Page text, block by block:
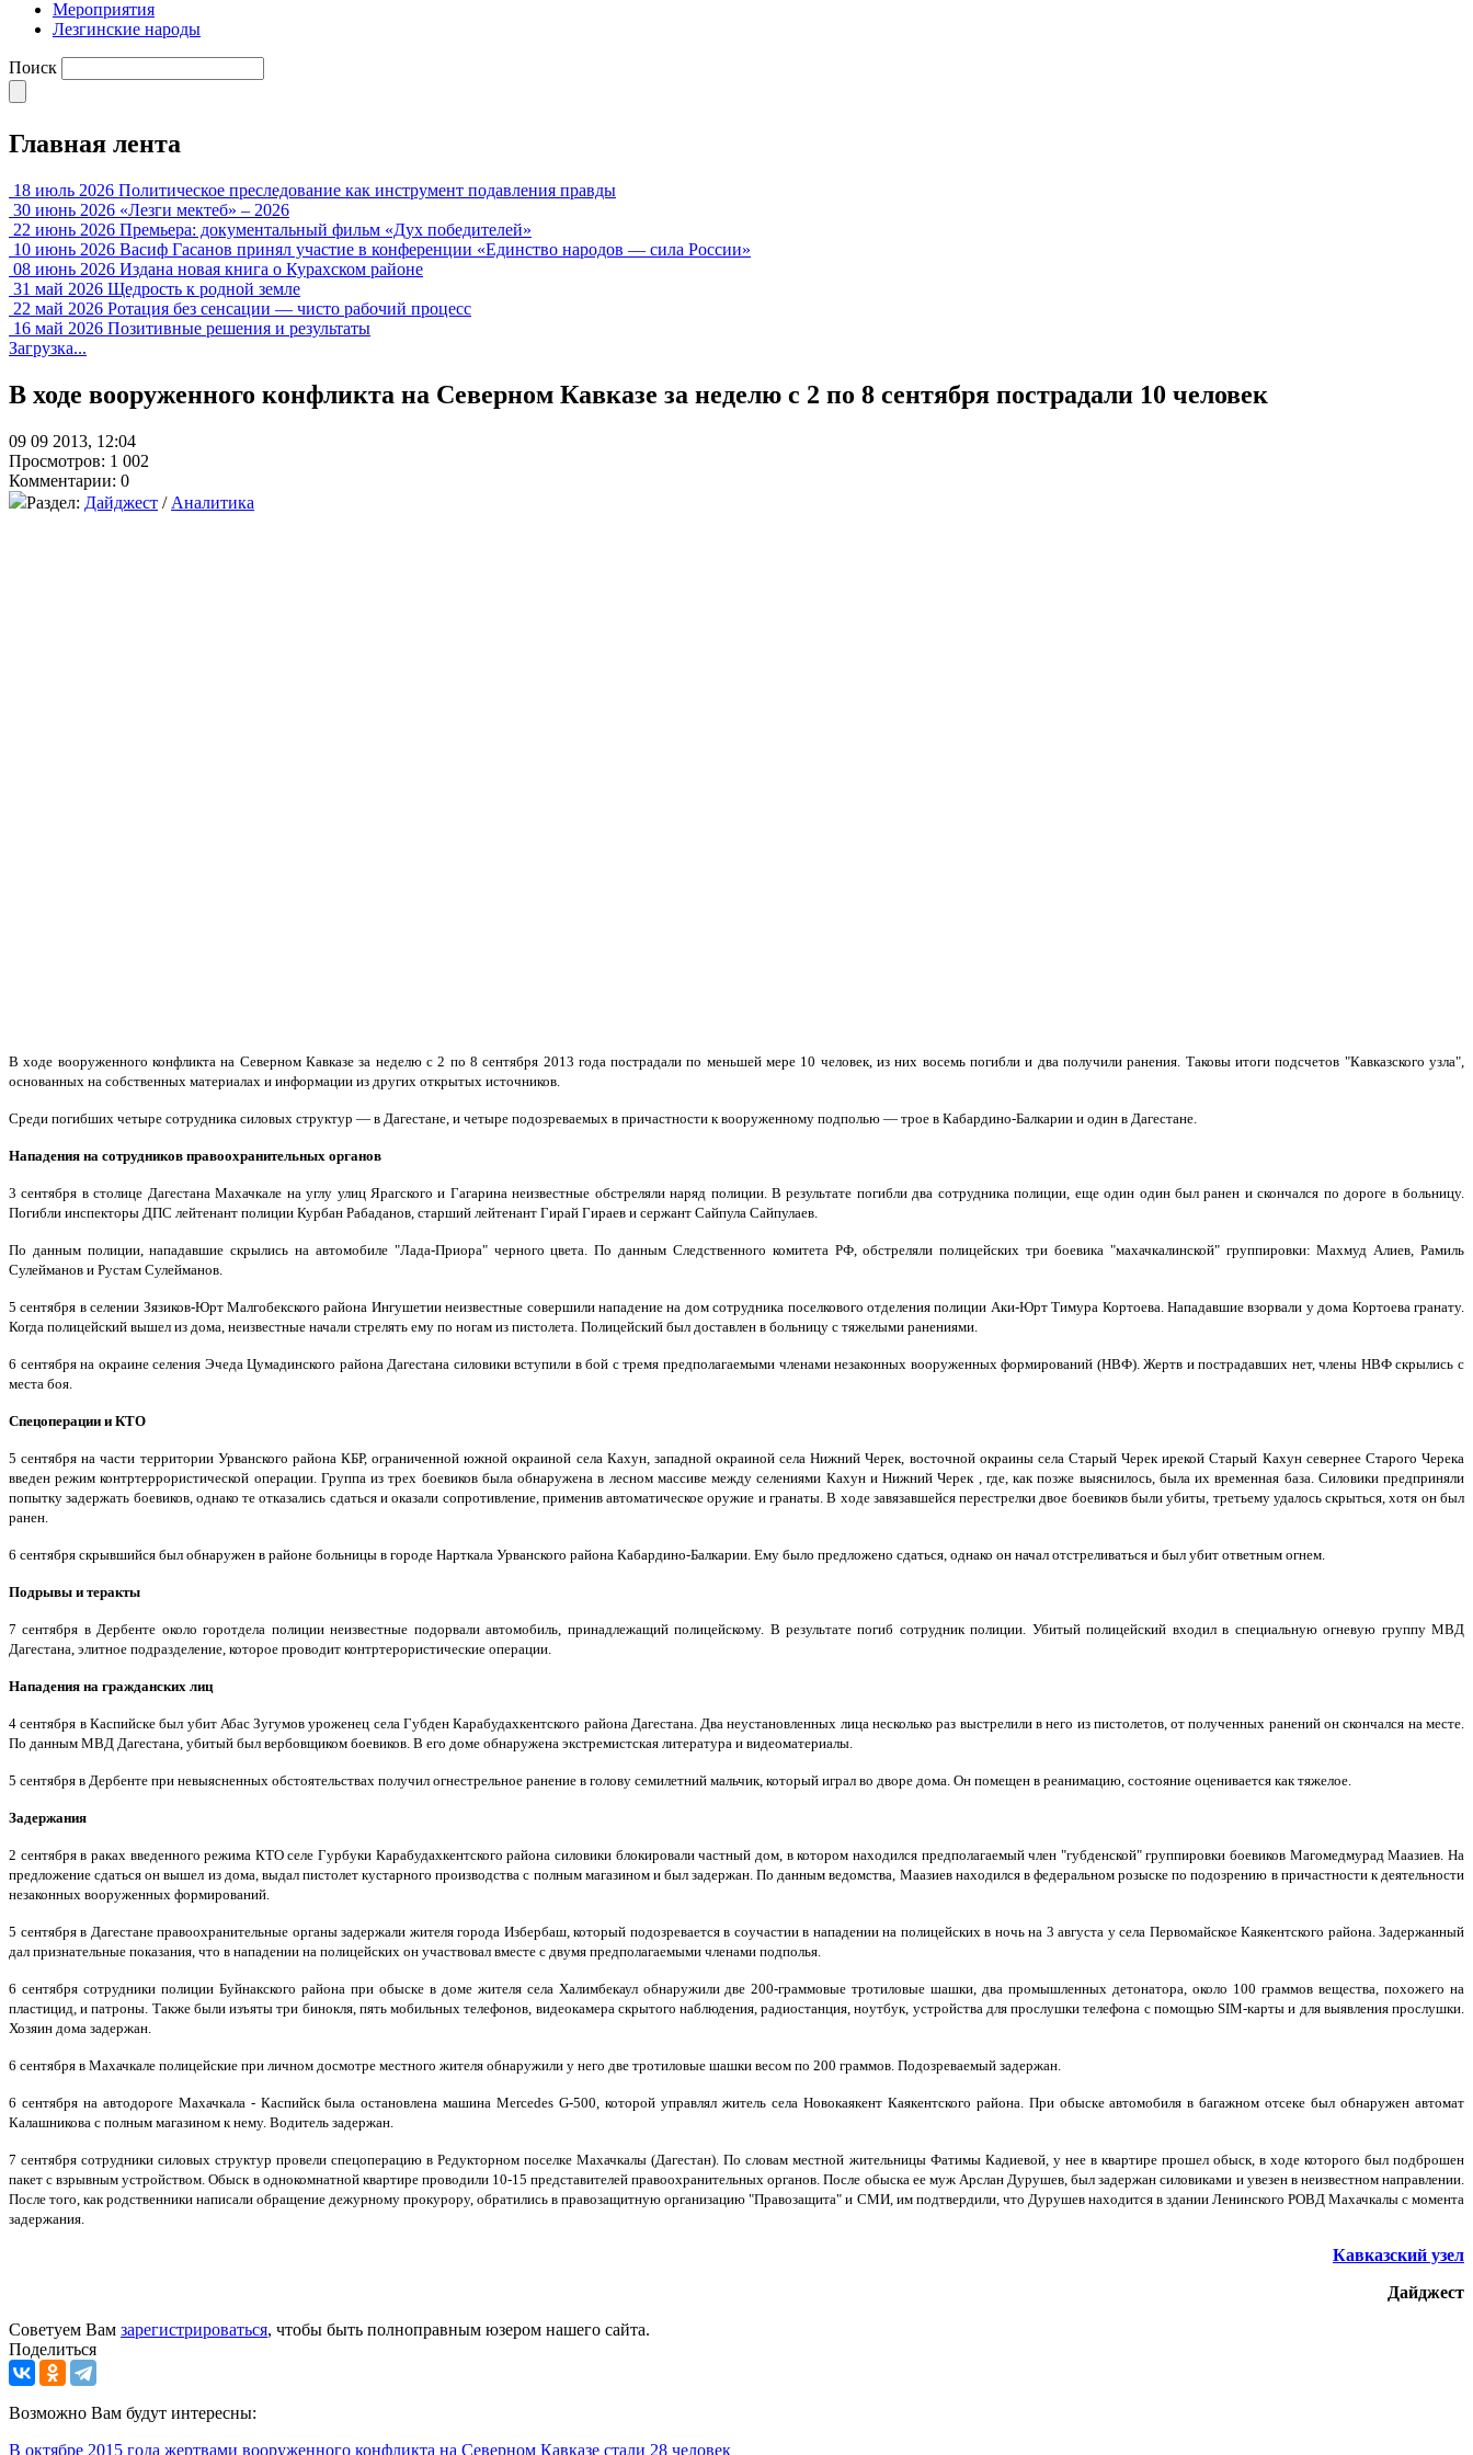
Мероприятия
Лезгинские народы
Поиск
Главная лента
18 июль 2026 Политическое преследование как инструмент подавления правды
30 июнь 2026 «Лезги мектеб» – 2026
22 июнь 2026 Премьера: документальный фильм «Дух победителей»
10 июнь 2026 Васиф Гасанов принял участие в конференции «Единство народов — сила России»
08 июнь 2026 Издана новая книга о Курахском районе
31 май 2026 Щедрость к родной земле
22 май 2026 Ротация без сенсации — чисто рабочий процесс
16 май 2026 Позитивные решения и результаты
Загрузка...
В ходе вооруженного конфликта на Северном Кавказе за неделю с 2 по 8 сентября пострадали 10 человек
09 09 2013, 12:04
Просмотров: 1 002
Комментарии: 0
Раздел: Дайджест / Аналитика
В ходе вооруженного конфликта на Северном Кавказе за неделю с 2 по 8 сентября 2013 года пострадали по меньшей мере 10 человек, из них восемь погибли и два получили ранения. Таковы итоги подсчетов "Кавказского узла",
основанных на собственных материалах и информации из других открытых источников.
Среди погибших четыре сотрудника силовых структур — в Дагестане, и четыре подозреваемых в причастности к вооруженному подполью — трое в Кабардино-Балкарии и один в Дагестане.
Нападения на сотрудников правоохранительных органов
3 сентября в столице Дагестана Махачкале на углу улиц Ярагского и Гагарина неизвестные обстреляли наряд полиции. В результате погибли два сотрудника полиции, еще один один был ранен и скончался по дороге в больницу.
Погибли инспекторы ДПС лейтенант полиции Курбан Рабаданов, старший лейтенант Гирай Гираев и сержант Сайпула Сайпулаев.
По данным полиции, нападавшие скрылись на автомобиле "Лада-Приора" черного цвета. По данным Следственного комитета РФ, обстреляли полицейских три боевика "махачкалинской" группировки: Махмуд Алиев, Рамиль
Сулейманов и Рустам Сулейманов.
5 сентября в селении Зязиков-Юрт Малгобекского района Ингушетии неизвестные совершили нападение на дом сотрудника поселкового отделения полиции Аки-Юрт Тимура Кортоева. Нападавшие взорвали у дома Кортоева гранату.
Когда полицейский вышел из дома, неизвестные начали стрелять ему по ногам из пистолета. Полицейский был доставлен в больницу с тяжелыми ранениями.
6 сентября на окраине селения Эчеда Цумадинского района Дагестана силовики вступили в бой с тремя предполагаемыми членами незаконных вооруженных формирований (НВФ). Жертв и пострадавших нет, члены НВФ скрылись с
места боя.
Спецоперации и КТО
5 сентября на части территории Урванского района КБР, ограниченной южной окраиной села Кахун, западной окраиной села Нижний Черек, восточной окраины села Старый Черек ирекой Старый Кахун севернее Старого Черека
введен режим контртеррористической операции. Группа из трех боевиков была обнаружена в лесном массиве между селениями Кахун и Нижний Черек , где, как позже выяснилось, была их временная база. Силовики предприняли
попытку задержать боевиков, однако те отказались сдаться и оказали сопротивление, применив автоматическое оружие и гранаты. В ходе завязавшейся перестрелки двое боевиков были убиты, третьему удалось скрыться, хотя он был
ранен.
6 сентября скрывшийся был обнаружен в районе больницы в городе Нарткала Урванского района Кабардино-Балкарии. Ему было предложено сдаться, однако он начал отстреливаться и был убит ответным огнем.
Подрывы и теракты
7 сентября в Дербенте около горотдела полиции неизвестные подорвали автомобиль, принадлежащий полицейскому. В результате погиб сотрудник полиции. Убитый полицейский входил в специальную огневую группу МВД
Дагестана, элитное подразделение, которое проводит контртерористические операции.
Нападения на гражданских лиц
4 сентября в Каспийске был убит Абас Зугумов уроженец села Губден Карабудахкентского района Дагестана. Два неустановленных лица несколько раз выстрелили в него из пистолетов, от полученных ранений он скончался на месте.
По данным МВД Дагестана, убитый был вербовщиком боевиков. В его доме обнаружена экстремистская литература и видеоматериалы.
5 сентября в Дербенте при невыясненных обстоятельствах получил огнестрельное ранение в голову семилетний мальчик, который играл во дворе дома. Он помещен в реанимацию, состояние оценивается как тяжелое.
Задержания
2 сентября в раках введенного режима КТО селе Гурбуки Карабудахкентского района силовики блокировали частный дом, в котором находился предполагаемый член "губденской" группировки боевиков Магомедмурад Маазиев. На
предложение сдаться он вышел из дома, выдал пистолет кустарного производства с полным магазином и был задержан. По данным ведомства, Маазиев находился в федеральном розыске по подозрению в причастности к деятельности
незаконных вооруженных формирований.
5 сентября в Дагестане правоохранительные органы задержали жителя города Избербаш, который подозревается в соучастии в нападении на полицейских в ночь на 3 августа у села Первомайское Каякентского района. Задержанный
дал признательные показания, что в нападении на полицейских он участвовал вместе с двумя предполагаемыми членами подполья.
6 сентября сотрудники полиции Буйнакского района при обыске в доме жителя села Халимбекаул обнаружили две 200-граммовые тротиловые шашки, два промышленных детонатора, около 100 граммов вещества, похожего на
пластицид, и патроны. Также были изъяты три бинокля, пять мобильных телефонов, видеокамера скрытого наблюдения, радиостанция, ноутбук, устройства для прослушки телефона с помощью SIM-карты и для выявления прослушки.
Хозяин дома задержан.
6 сентября в Махачкале полицейские при личном досмотре местного жителя обнаружили у него две тротиловые шашки весом по 200 граммов. Подозреваемый задержан.
6 сентября на автодороге Махачкала - Каспийск была остановлена машина Mercedes G-500, которой управлял житель села Новокаякент Каякентского района. При обыске автомобиля в багажном отсеке был обнаружен автомат
Калашникова с полным магазином к нему. Водитель задержан.
7 сентября сотрудники силовых структур провели спецоперацию в Редукторном поселке Махачкалы (Дагестан). По словам местной жительницы Фатимы Кадиевой, у нее в квартире прошел обыск, в ходе которого был подброшен
пакет с взрывным устройством. Обыск в однокомнатной квартире проводили 10-15 представителей правоохранительных органов. После обыска ее муж Арслан Дурушев, был задержан силовиками и увезен в неизвестном направлении.
После того, как родственники написали обращение дежурному прокурору, обратились в правозащитную организацию "Правозащита" и СМИ, им подтвердили, что Дурушев находится в здании Ленинского РОВД Махачкалы с момента
задержания.
Кавказский узел
Дайджест
Советуем Вам зарегистрироваться, чтобы быть полноправным юзером нашего сайта.
Поделиться
Возможно Вам будут интересны:
В октябре 2015 года жертвами вооруженного конфликта на Северном Кавказе стали 28 человек